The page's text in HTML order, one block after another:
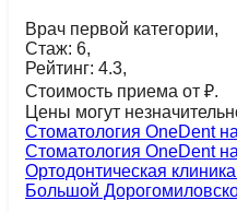
Врач первой категории,
Стаж: 6,
Рейтинг: 4.3,
Стоимость приема от ₽.
Цены могут
Стоматология OneDent
Стоматология OneDent
Ортодонтическая
Большой